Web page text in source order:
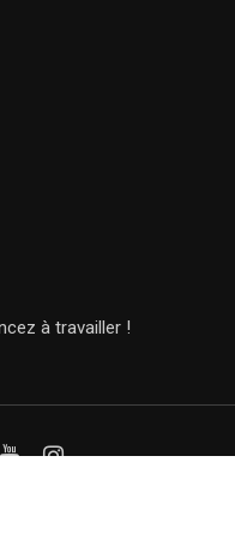
à travailler !